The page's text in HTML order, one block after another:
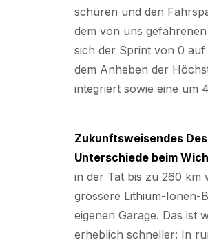
schüren und den
dem von uns
sich der Sprint von 0
dem Anheben der
integriert sowie eine um
Zukunftsweisendes
Unterschiede beim
in der Tat bis zu 260 km
grössere Lithium-Ionen-
eigenen Garage. Das ist
erheblich schneller: In